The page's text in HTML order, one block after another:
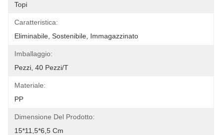
Topi
Caratteristica:
Eliminabile, Sostenibile, Immagazzinato
Imballaggio:
Pezzi, 40 Pezzi/t
Materiale:
PP
Dimensione Del Prodotto:
15*11,5*6,5 Cm